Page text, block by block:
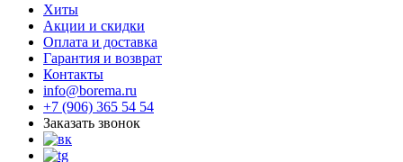
Хиты
Акции и скидки
Оплата и доставка
Гарантия и возврат
Контакты
info@borema.ru
+7 (906) 365 54 54
Заказать звонок